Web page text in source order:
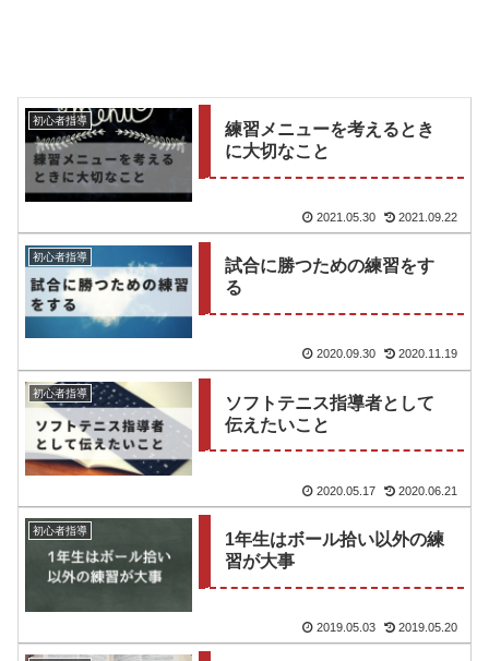
初心者指導
練習メニューを考えるとき
に大切なこと
2021.05.30 2021.09.22
初心者指導
試合に勝つための練習をす
る
2020.09.30 2020.11.19
初心者指導
ソフトテニス指導者として
伝えたいこと
2020.05.17 2020.06.21
初心者指導
1年生はボール拾い以外の練
習が大事
2019.05.03 2019.05.20